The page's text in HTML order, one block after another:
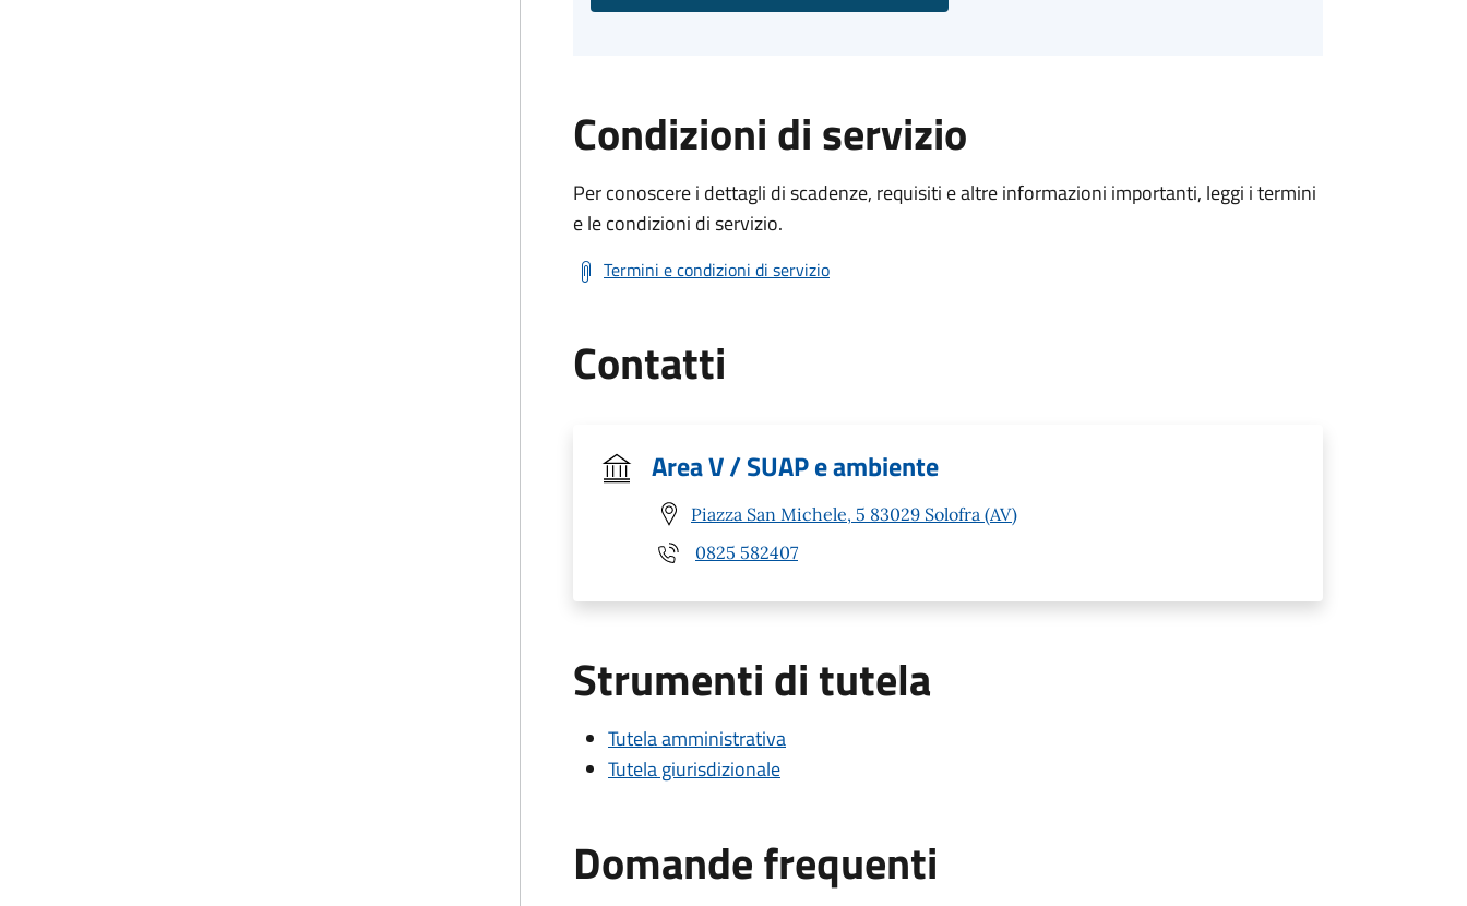
Condizioni di servizio
Per conoscere i dettagli di scadenze, requisiti e altre informazioni importanti, leggi i termini
e le condizioni di servizio.
Termini e condizioni di servizio
Contatti
Area V / SUAP e ambiente
Piazza San Michele, 5 83029 Solofra (AV)
0825 582407
Strumenti di tutela
Tutela amministrativa
Tutela giurisdizionale
Domande frequenti